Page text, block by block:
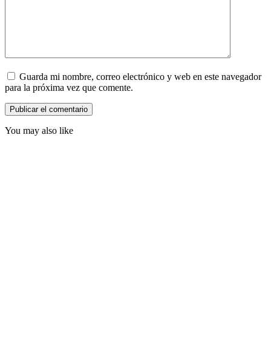
Guarda mi nombre, correo electrónico y web en este navegador
para la próxima vez que comente.
You may also like